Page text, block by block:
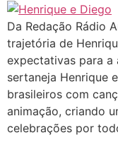
Da Redação Rádio
trajetória de
expectativas para a
sertaneja Henrique
brasileiros com
animação, criando
celebrações por